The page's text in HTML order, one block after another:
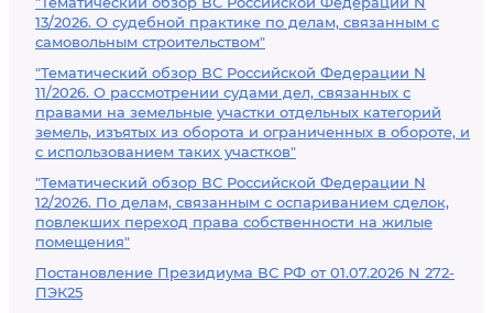
13/2026. О судебной практике по делам, связанным с
самовольным строительством"
"Тематический обзор ВС Российской Федерации N
11/2026. О рассмотрении судами дел, связанных с
правами на земельные участки отдельных категорий
земель, изъятых из оборота и ограниченных в обороте, и
с использованием таких участков"
"Тематический обзор ВС Российской Федерации N
12/2026. По делам, связанным с оспариванием сделок,
повлекших переход права собственности на жилые
помещения"
Постановление Президиума ВС РФ от 01.07.2026 N 272-
ПЭК25